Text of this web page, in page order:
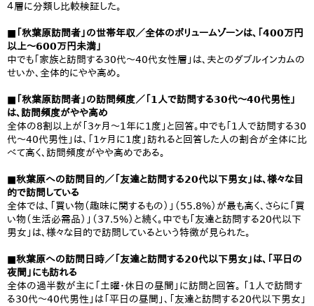
４層に分類し比較検証した。
■「秋葉原訪問者」の世帯年収／全体のボリュームゾーンは、「400万円
以上～600万円未満」
中でも「家族と訪問する30代～40代女性層」は、夫とのダブルインカムの
せいか、全体的にやや高め。
■「秋葉原訪問者」の訪問頻度／「1人で訪問する30代〜40代男性」
は、訪問頻度がやや高め
全体の8割以上が「3ヶ月～1年に1度」と回答。中でも「1人で訪問する30
代～40代男性」は、「1ヶ月に1度」訪れると回答した人の割合が全体に比
べて高く、訪問頻度がやや高めである。
■秋葉原への訪問目的／「友達と訪問する20代以下男女」は、様々な目
的で訪問している
全体では、「買い物（趣味に関するもの）」（55.8%）が最も高く、さらに「買
い物（生活必需品）」（37.5%）と続く。中でも「友達と訪問する20代以下
男女」は、様々な目的で訪問しているという特徴が見られた。
■秋葉原への訪問日時／「友達と訪問する20代以下男女」は、「平日の
夜間」にも訪れる
全体の過半数が主に「土曜・休日の昼間」に訪問と回答。 「1人で訪問す
る30代～40代男性」は「平日の昼間」、「友達と訪問する20代以下男女」